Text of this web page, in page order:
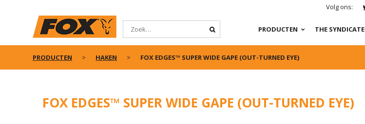
Volg ons:
PRODUCTEN THE SYNDICATE
PRODUCTEN HAKEN FOX EDGES™ SUPER WIDE GAPE (OUT-TURNED EYE)
FOX EDGES™ SUPER WIDE GAPE (OUT-TURNED EYE)